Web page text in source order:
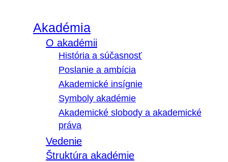
Akadémia
O akadémii
História a súčasnosť
Poslanie a ambícia
Akademické insígnie
Symboly akadémie
Akademické slobody a akademické
práva
Vedenie
Štruktúra akadémie